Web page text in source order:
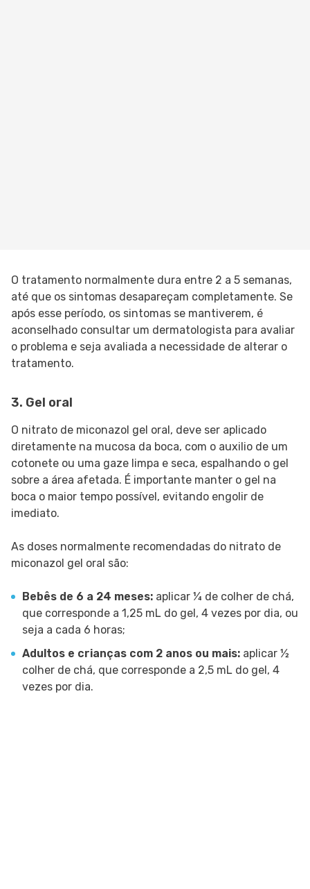
O tratamento normalmente dura entre 2 a 5 semanas,
até que os sintomas desapareçam completamente. Se
após esse período, os sintomas se mantiverem, é
aconselhado consultar um dermatologista para avaliar
o problema e seja avaliada a necessidade de alterar o
tratamento.
3. Gel oral
O nitrato de miconazol gel oral, deve ser aplicado
diretamente na mucosa da boca, com o auxilio de um
cotonete ou uma gaze limpa e seca, espalhando o gel
sobre a área afetada. É importante manter o gel na
boca o maior tempo possível, evitando engolir de
imediato.
As doses normalmente recomendadas do nitrato de
miconazol gel oral são:
Bebês de 6 a 24 meses: aplicar ¼ de colher de chá,
que corresponde a 1,25 mL do gel, 4 vezes por dia, ou
seja a cada 6 horas;
Adultos e crianças com 2 anos ou mais: aplicar ½
colher de chá, que corresponde a 2,5 mL do gel, 4
vezes por dia.